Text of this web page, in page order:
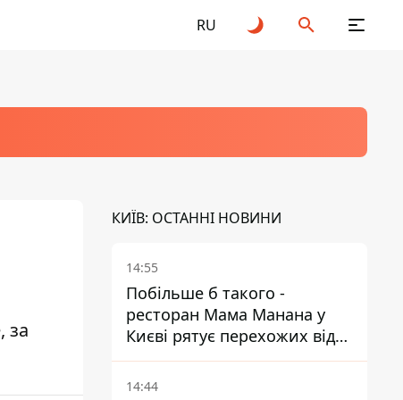
RU
за
КИЇВ: ОСТАННІ НОВИНИ
14:55
Побільше б такого -
ресторан Мама Манана у
Києві рятує перехожих від
спеки
14:44